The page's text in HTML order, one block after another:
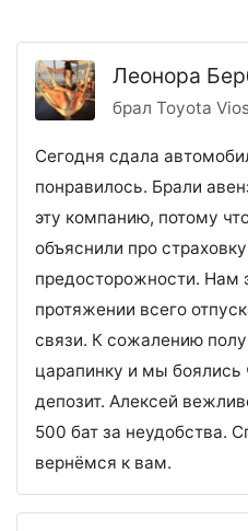
Леонора
брал Toyota
Сегодня сдала
понравилось. Брали
эту компанию, потому
объяснили про
предосторожности. Нам
протяжении всего
связи. К сожалению
царапинку и мы боялись
депозит. Алексей
500 бат за неудобства.
вернёмся к вам.